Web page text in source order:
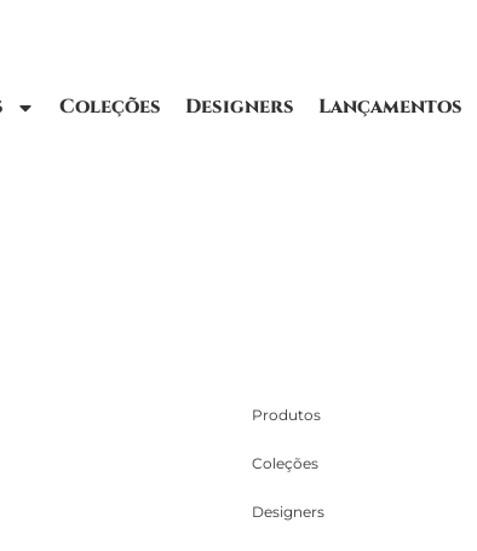
Coleções Designers Lançamentos
Produtos
Coleções
Designers